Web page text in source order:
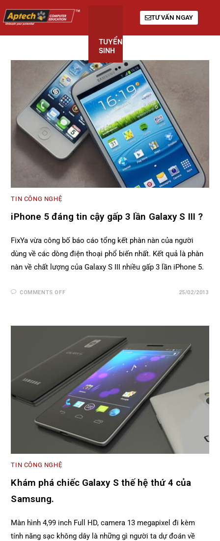
TUYỂN
SINH
TƯ VẤN NGAY
TIN CÔNG NGHỆ
iPhone 5 đáng tin cậy gấp 3 lần Galaxy S III ?
FixYa vừa công bố báo cáo tổng kết phàn nàn của người
dùng về các dòng điện thoại phổ biến nhất. Kết quả là phàn
nàn về chất lượng của Galaxy S III nhiều gấp 3 lần iPhone 5.
COMMENTS OFF 25/02/2013
TIN CÔNG NGHỆ
Khám phá chiếc Galaxy S thế hệ thứ 4 của
Samsung.
Màn hình 4,99 inch Full HD, camera 13 megapixel đi kèm
tính năng sạc không dây là những gì người ta dự đoán về